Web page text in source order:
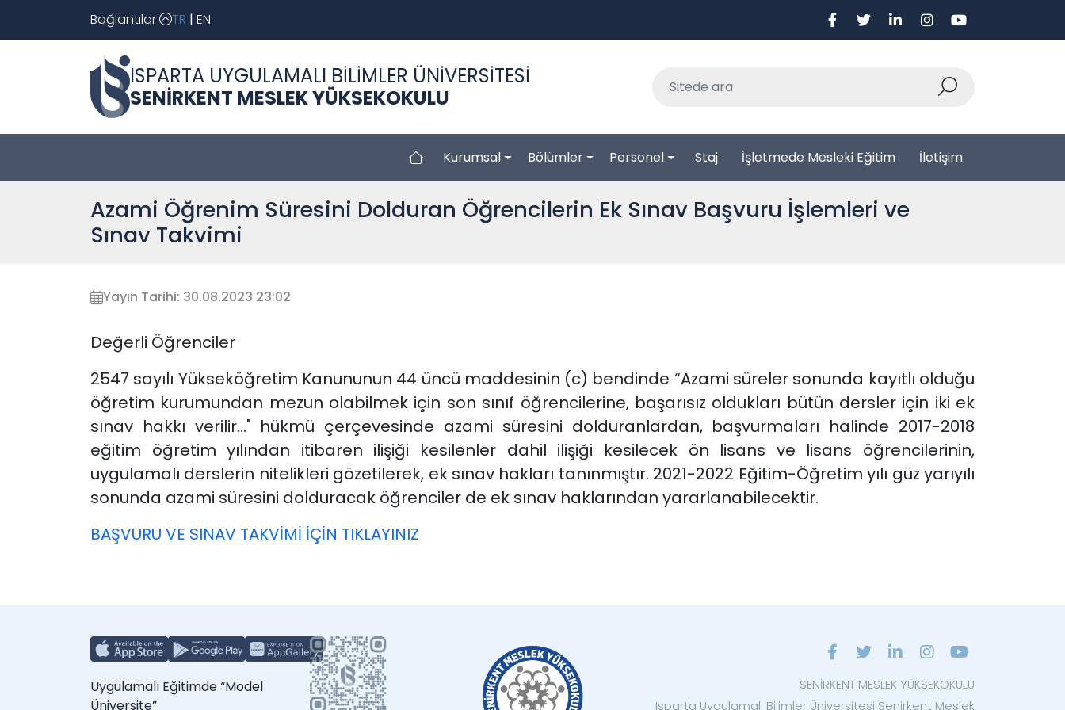
Bağlantılar TR | EN
ISPARTA UYGULAMALI BİLİMLER ÜNİVERSİTESİ
SENİRKENT MESLEK YÜKSEKOKULU
Kurumsal Bölümler Personel Staj İşletmede Mesleki Eğitim İletişim
Azami Öğrenim Süresini Dolduran Öğrencilerin Ek Sınav Başvuru İşlemleri ve
Sınav Takvimi
Yayın Tarihi: 30.08.2023 23:02
Değerli Öğrenciler
2547 sayılı Yükseköğretim Kanununun 44 üncü maddesinin (c) bendinde “Azami süreler sonunda kayıtlı olduğu
öğretim kurumundan mezun olabilmek için son sınıf öğrencilerine, başarısız oldukları bütün dersler için iki ek
sınav hakkı verilir…" hükmü çerçevesinde azami süresini dolduranlardan, başvurmaları halinde 2017-2018
eğitim öğretim yılından itibaren ilişiği kesilenler dahil ilişiği kesilecek ön lisans ve lisans öğrencilerinin,
uygulamalı derslerin nitelikleri gözetilerek, ek sınav hakları tanınmıştır. 2021-2022 Eğitim-Öğretim yılı güz yarıyılı
sonunda azami süresini dolduracak öğrenciler de ek sınav haklarından yararlanabilecektir.
BAŞVURU VE SINAV TAKVİMİ İÇİN TIKLAYINIZ
Uygulamalı Eğitimde “Model
Üniversite”
SENİRKENT MESLEK YÜKSEKOKULU
Isparta Uygulamalı Bilimler Üniversitesi Senirkent Meslek